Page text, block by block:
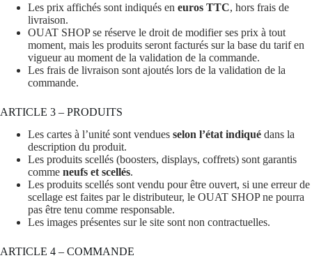
Les prix affichés sont indiqués en euros TTC, hors frais de
livraison.
OUAT SHOP se réserve le droit de modifier ses prix à tout
moment, mais les produits seront facturés sur la base du tarif en
vigueur au moment de la validation de la commande.
Les frais de livraison sont ajoutés lors de la validation de la
commande.
ARTICLE 3 – PRODUITS
Les cartes à l’unité sont vendues selon l’état indiqué dans la
description du produit.
Les produits scellés (boosters, displays, coffrets) sont garantis
comme neufs et scellés.
Les produits scellés sont vendu pour être ouvert, si une erreur de
scellage est faites par le distributeur, le OUAT SHOP ne pourra
pas être tenu comme responsable.
Les images présentes sur le site sont non contractuelles.
ARTICLE 4 – COMMANDE